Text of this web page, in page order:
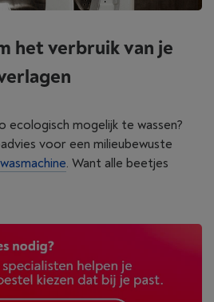
het verbruik van je
ecologisch mogelijk te wassen?
voor een milieubewuste
wasmachine. Want alle beetjes